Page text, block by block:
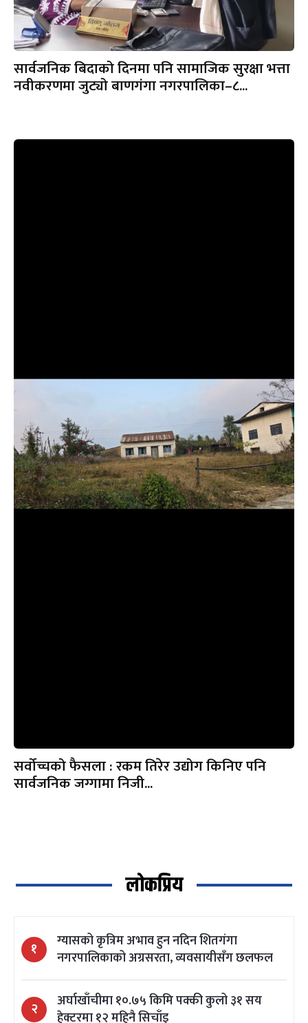
सार्वजनिक बिदाको दिनमा पनि सामाजिक सुरक्षा भत्ता
नवीकरणमा जुट्यो बाणगंगा नगरपालिका–८...
सर्वोच्चको फैसला : रकम तिरेर उद्योग किनिए पनि
सार्वजनिक जग्गामा निजी...
लोकप्रिय
१
ग्यासको कृत्रिम अभाव हुन नदिन शितगंगा
नगरपालिकाको अग्रसरता, व्यवसायीसँग छलफल
२
अर्घाखाँचीमा १०.७५ किमि पक्की कुलो ३१ सय
हेक्टरमा १२ महिनै सिचाँइ